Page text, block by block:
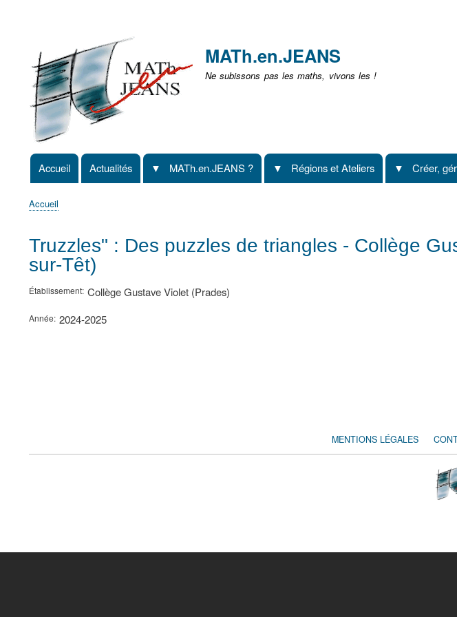
non
identifié
MATh.en.JEANS
Ne subissons pas les maths, vivons les !
Navigation
principale
Accueil Actualités MATh.en.JEANS ? Régions et Ateliers Créer,
d'Ariane
Accueil
Truzzles" : Des puzzles de triangles - Collège
sur-Têt)
Établissement Collège Gustave Violet (Prades)
Année 2024-2025
FOOTER
MENTIONS LÉGALES